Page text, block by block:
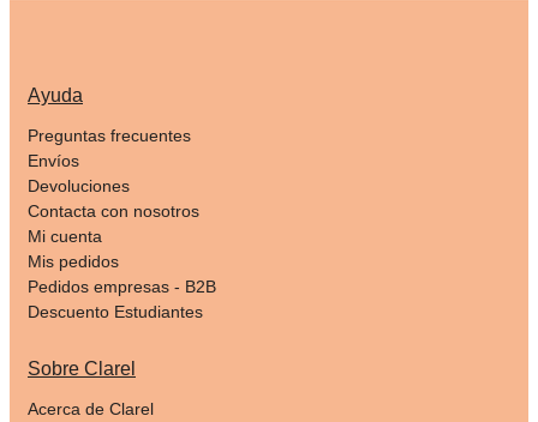
Ayuda
Preguntas frecuentes
Envíos
Devoluciones
Contacta con nosotros
Mi cuenta
Mis pedidos
Pedidos empresas - B2B
Descuento Estudiantes
Sobre Clarel
Acerca de Clarel